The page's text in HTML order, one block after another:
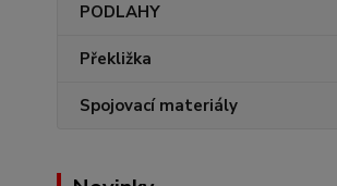
PODLAHY
Překližka
Spojovací materiály